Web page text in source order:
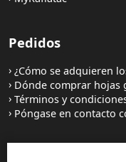
Pedidos
¿Cómo se adquieren
Dónde comprar hojas
Términos y
Póngase en contacto